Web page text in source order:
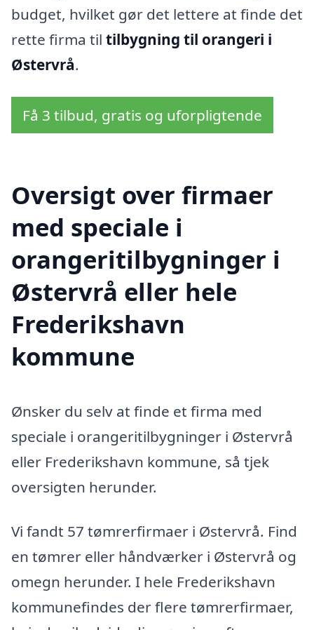
budget, hvilket gør det lettere at finde det
rette firma til tilbygning til orangeri i
Østervrå.
Få 3 tilbud, gratis og uforpligtende
Oversigt over firmaer
med speciale i
orangeritilbygninger i
Østervrå eller hele
Frederikshavn
kommune
Ønsker du selv at finde et firma med
speciale i orangeritilbygninger i Østervrå
eller Frederikshavn kommune, så tjek
oversigten herunder.
Vi fandt 57 tømrerfirmaer i Østervrå. Find
en tømrer eller håndværker i Østervrå og
omegn herunder. I hele Frederikshavn
kommunefindes der flere tømrerfirmaer,